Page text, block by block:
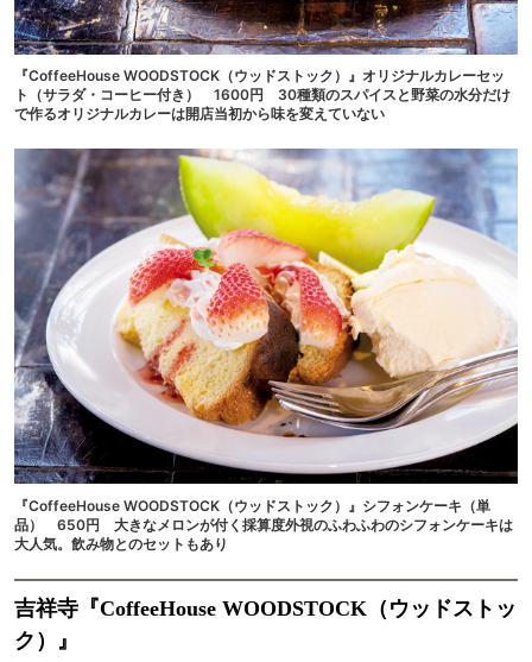
『CoffeeHouse WOODSTOCK（ウッドストック）』オリジナルカレーセッ
ト（サラダ・コーヒー付き） 1600円 30種類のスパイスと野菜の水分だけ
で作るオリジナルカレーは開店当初から味を変えていない
『CoffeeHouse WOODSTOCK（ウッドストック）』シフォンケーキ（単
品） 650円 大きなメロンが付く採算度外視のふわふわのシフォンケーキは
大人気。飲み物とのセットもあり
吉祥寺『CoffeeHouse WOODSTOCK（ウッドストッ
ク）』